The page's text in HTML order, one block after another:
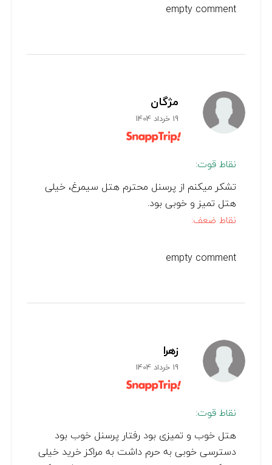
empty comment
مژگان
19 خرداد 1404
نقاط قوت:
تشکر میکنم از پرسنل محترم هتل سیمرغ، خیلی
هتل تمیز و خوبی بود.
نقاط ضعف:
empty comment
زهرا
19 خرداد 1404
نقاط قوت:
هتل خوب و تمیزی بود رفتار پرسنل خوب بود
دسترسی خوبی به حرم داشت به مراکز خرید خیلی